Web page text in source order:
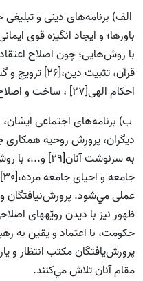
الف) برنامه‌هاى دينى و
قرآن، تثبيت
احكام الهى[27] ، ساخت و اصلاح مسجد[28] سامان مي‌پذيرد.
ب) برنامه‌هاى اجتماعى
ديگران، پرورش روحيه
به سرنوشت
عملى مي‌شود. پرورش‌نيافتگان و
ظهور نیز با ديدن رويّههای
حكومت، با اعتماد و يقين به
پرورش‌يافتگان مكتب انتظار و
مقام آنان تلاش مي‌كنند.